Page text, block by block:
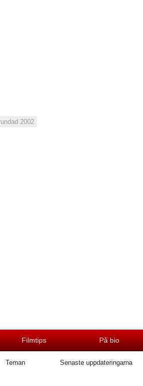
2002
Filmtips På bio
Teman Senaste uppdateringarna